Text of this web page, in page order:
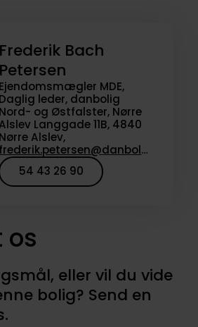
Frederik Bach
Petersen
Ejendomsmægler MDE,
Daglig leder, danbolig
Nord- og Østfalster, Nørre
Alslev Langgade 11B, 4840
Nørre Alslev,
frederik.petersen@danbolig.dk
54 43 26 90
os
eller vil du vide
bolig? Send en